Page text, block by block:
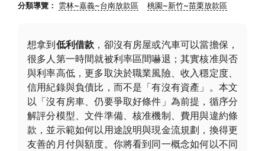
分類導覽： 雲林~嘉義~台南放款區 桃園~新竹~苗栗放款區
想拿到低利借款 ，卻沒有房屋或汽車可以當擔保，
很多人第一時間就被利率區間嚇退；其實核准與否
與利率高低，更多取決於職業風險、收入穩定度、
信用紀錄與負債比，而不是「有沒有資產」。本文
以「沒有房車、仍要爭取好條件」為前提，循序分
解評分模型、文件準備、核准機制、費用與違約條
款，並示範如何以用途說明與現金流規劃，換得更
友善的月付與額度。你將看到同一概念如何以不同